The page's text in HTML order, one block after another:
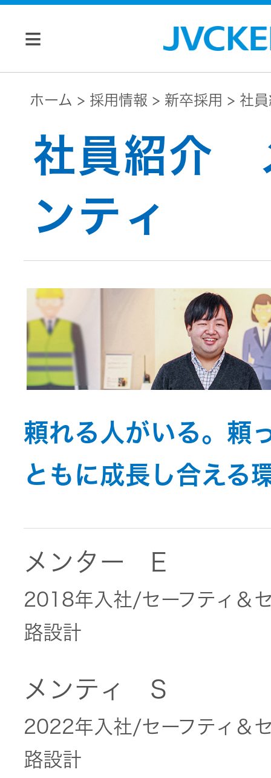
JVC トップ
ドライブ
レコーダ
ー
ビデオカ
ヘッドホ
ン・イヤ
ホン
ル電源
プロジェ
クター
オーディ
オ
ワイヤレ
ススピー
カー
アクセサ
リー
スポーツ
コミュニ
法人のお客様
会社情報
マネジメン
ジ
企業理念
私たちのブ
経営計画
事業概要
会社概要
会社案内
経営体制
制・組織図
コーポレー
トガバナン
ス
株主・投資家
情報
個人投資家
の皆様へ
マネジメン
ジ
IRカレンダ
IR資料
株式情報
経営計画
サステナビリ
ティ
トップコミ
JVCケンウ
ッドグルー
プの
サステナビ
リティ
(G)
経済
English Site
ホーム 採用情報 新卒採用 社
社員紹介
ンティ
頼れる人がいる。頼
ともに成長し合える
メンター E
2018年入社/セーフティ＆
路設計
メンティ S
2022年入社/セーフティ＆
路設計